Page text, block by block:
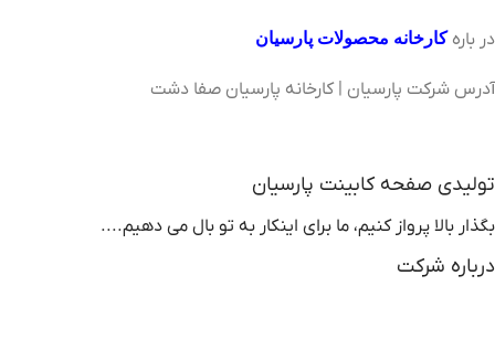
در باره کارخانه محصولات پارسیان
آدرس شرکت پارسیان | کارخانه پارسیان صفا دشت
تولیدی صفحه کابینت پارسیان
بگذار بالا پرواز کنیم، ما برای اینکار به تو بال می دهیم....
درباره شرکت